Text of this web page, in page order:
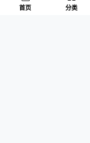
首页 分类